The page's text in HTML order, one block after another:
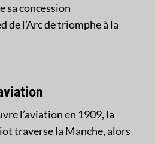
sa concession
de l’Arc de triomphe à la
l’aviation en 1909, la
traverse la Manche, alors